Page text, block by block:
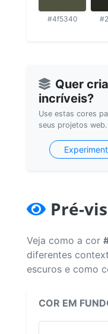
#4f5340
Quer
incríveis?
Use estas cores
seus projetos web.
Pré-
Veja como a cor
diferentes
escuros e como
COR EM